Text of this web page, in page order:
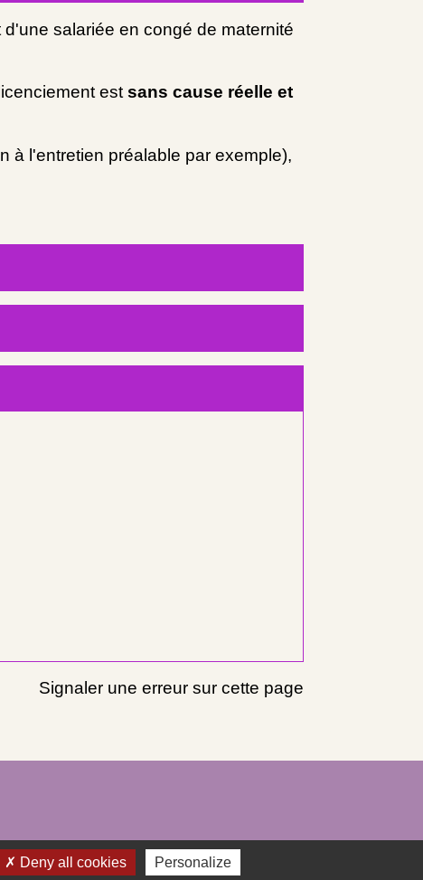
salariée en congé de maternité
estsans cause réelle et
à l'entretien préalable par exemple),
Signaler une erreur sur cette page
Deny all cookies Personalize